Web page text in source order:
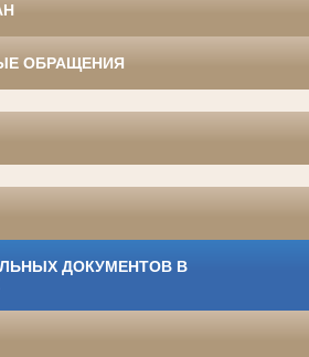
ОБРАЩЕНИЯ
ДОКУМЕНТОВ В